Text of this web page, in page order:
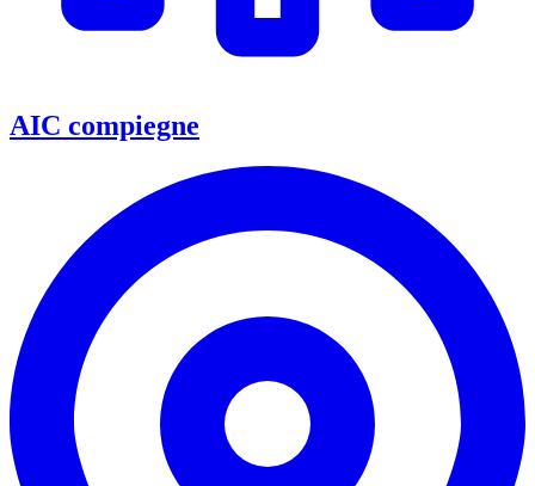
AIC compiegne